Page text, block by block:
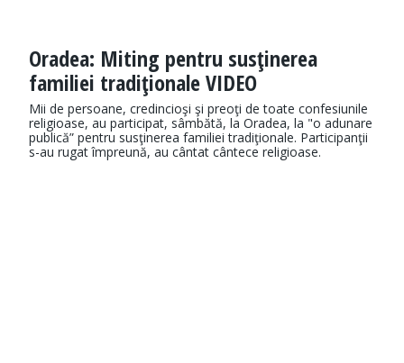
Oradea: Miting pentru susţinerea
familiei tradiţionale VIDEO
Mii de persoane, credincioşi şi preoţi de toate confesiunile
religioase, au participat, sâmbătă, la Oradea, la "o adunare
publică” pentru susţinerea familiei tradiţionale. Participanţii
s-au rugat împreună, au cântat cântece religioase.